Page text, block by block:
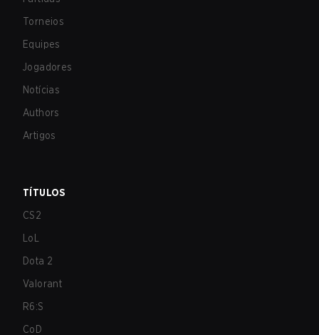
Torneios
Equipes
Jogadores
Notícias
Authors
Artigos
TÍTULOS
CS2
LoL
Dota 2
Valorant
R6:S
CoD